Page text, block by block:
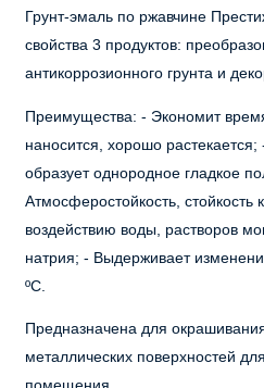
Грунт-эмаль по ржавчине
свойства 3 продуктов:
антикоррозионного грунта и
Преимущества: - Экономит
наносится, хорошо
образует однородное гладкое
Атмосферостойкость, стойкость
воздействию воды, растворов
натрия; - Выдерживает
ºС.
Предназначена для
металлических поверхностей